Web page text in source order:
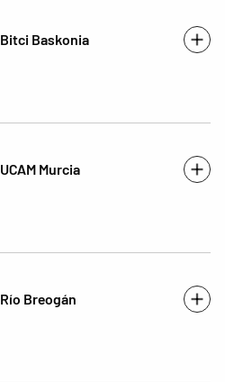
Bitci Baskonia
UCAM Murcia
Río Breogán